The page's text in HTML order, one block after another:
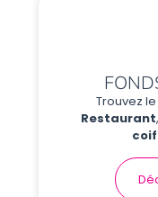
Trouvez
Restaurant,